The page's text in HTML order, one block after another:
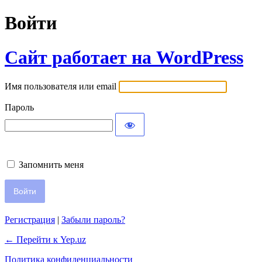
Войти
Сайт работает на WordPress
Имя пользователя или email
Пароль
Запомнить меня
Регистрация | Забыли пароль?
← Перейти к Yep.uz
Политика конфиденциальности